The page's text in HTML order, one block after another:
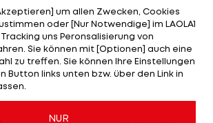
für den suspendierten Sepp
Hayatou wird "selbst kein
Position sein". Der Sportlehrer
seit 1988 Präsident des
Verbandes CAF, seit 1992
seit 2001 im IOC.
um allen Zwecken, Cookies
oder [Nur Notwendige] im LAOLA1
Tracking uns Peronsalisierung von
Sie können mit [Optionen] auch eine
zu treffen. Sie können Ihre Einstellungen
Button links unten bzw. über den Link in
NUR